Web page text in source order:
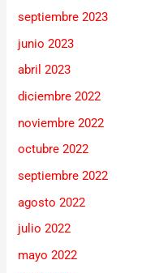
septiembre 2023
junio 2023
abril 2023
diciembre 2022
noviembre 2022
octubre 2022
septiembre 2022
agosto 2022
julio 2022
mayo 2022